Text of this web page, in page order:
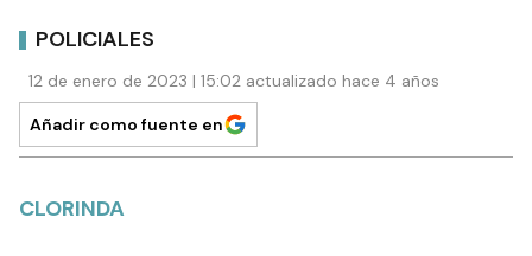
POLICIALES
12 de enero de 2023 | 15:02 actualizado hace 4 años
Añadir como fuente en
CLORINDA